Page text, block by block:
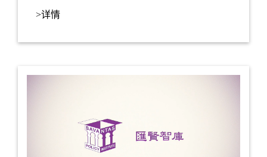
超视觉艺术馆及赤柱大街。汇贤智库主席叶刘
>详情